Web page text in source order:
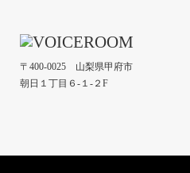
〒400-0025 山梨県甲府市
朝日１丁目６-１-２F